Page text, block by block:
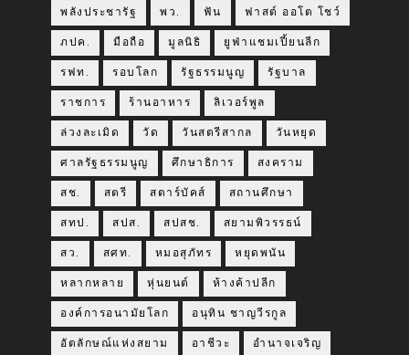
พลังประชารัฐ พว. ฟัน ฟาสต์ ออโต โชว์
ภปค. มือถือ มูลนิธิ ยูฟ่าแชมเปี้ยนลีก
รฟท. รอบโลก รัฐธรรมนูญ รัฐบาล
ราชการ ร้านอาหาร ลิเวอร์พูล
ล่วงละเมิด วัด วันสตรีสากล วันหยุด
ศาลรัฐธรรมนูญ ศึกษาธิการ สงคราม
สช. สตรี สตาร์บัคส์ สถานศึกษา
สทป. สปส. สปสช. สยามพิวรรธน์
สว. สศท. หมอสุภัทร หยุดพนัน
หลากหลาย หุ่นยนต์ ห้างค้าปลีก
องค์การอนามัยโลก อนุทิน ชาญวีรกูล
อัตลักษณ์แห่งสยาม อาชีวะ อำนาจเจริญ